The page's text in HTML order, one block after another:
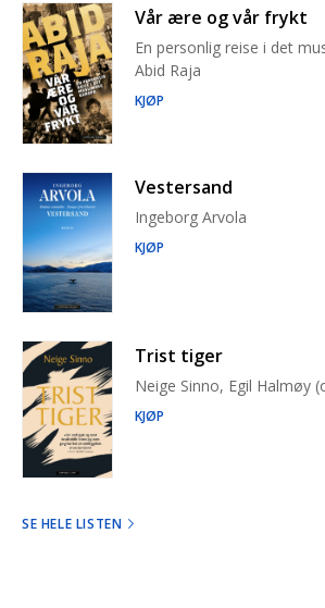
Vår ære og vår frykt
En personlig reise i det
Abid Raja
KJØP
Vestersand
Ingeborg Arvola
KJØP
Trist tiger
Neige Sinno, Egil Halmøy
KJØP
SE HELE LISTEN